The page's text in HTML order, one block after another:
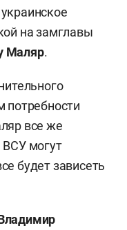
на замглавы
Маляр.
потребности
все же
могут
будет зависеть